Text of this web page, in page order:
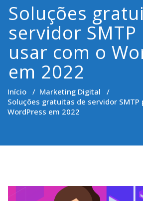
Soluções
servidor SMTP
usar com o
em 2022
Início / Marketing Digital /
Soluções gratuitas de servidor SMTP
WordPress em 2022